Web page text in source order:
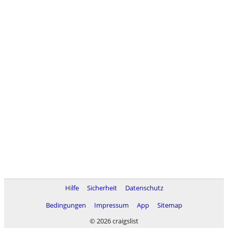
Hilfe Sicherheit
Datenschutz
Bedingungen
Impressum App
Sitemap
© 2026 craigslist